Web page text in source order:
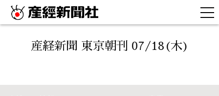
産経新聞 東京朝刊 07/18(木)